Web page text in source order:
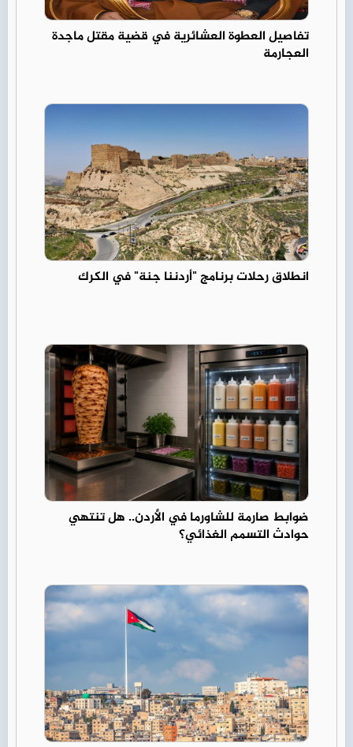
تفاصيل العطوة العشائرية في قضية مقتل ماجدة
العجارمة
انطلاق رحلات برنامج "أردننا جنة" في الكرك
ضوابط صارمة للشاورما في الأردن.. هل تنتهي
حوادث التسمم الغذائي؟